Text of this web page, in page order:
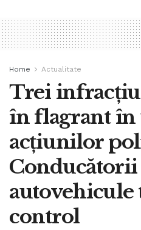
Home Actualitate
Trei
în flagrant
acțiunilor
Conducătorii
autovehicule
control